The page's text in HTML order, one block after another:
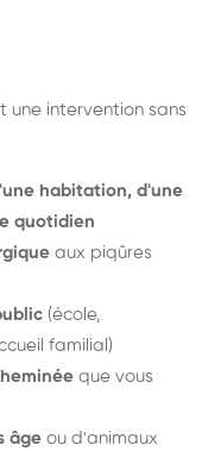
une intervention sans
habitation, d'une
quotidien
aux piqûres
(école,
familial)
que vous
âge ou d'animaux